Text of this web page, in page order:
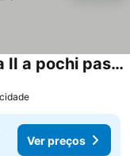
Monolocale Antica Argenteria II a pochi passi dalla stazione e dal centro
Ver preços